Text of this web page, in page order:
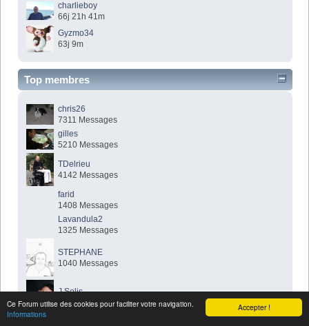
Accepter !
Ce Forum utilise des cookies pour faciliter votre navigation.
Informations
charlieboy
66j 21h 41m
Gyzmo34
63j 9m
Top membres
chris26
7311 Messages
gilles
5210 Messages
TDelrieu
4142 Messages
farid
1408 Messages
Lavandula2
1325 Messages
STEPHANE
1040 Messages
J.Solis
999 Messages